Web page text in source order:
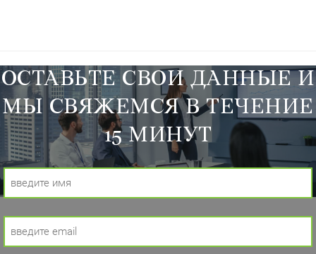
ОСТАВЬТЕ СВОИ ДАННЫЕ И
МЫ СВЯЖЕМСЯ В ТЕЧЕНИЕ
15 МИНУТ